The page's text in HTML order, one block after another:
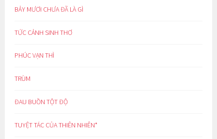
BẢY MƯƠI CHƯA ĐÃ LÀ GÌ
TỨC CẢNH SINH THƠ
PHÚC VẠN THÌ
TRÙM
ĐAU BUỒN TỘT ĐỘ
TUYỆT TÁC CỦA THIÊN NHIÊN*